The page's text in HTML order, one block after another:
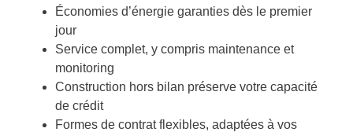
Économies d’énergie garanties dès le premier
jour
Service complet, y compris maintenance et
monitoring
Construction hors bilan préserve votre capacité
de crédit
Formes de contrat flexibles, adaptées à vos